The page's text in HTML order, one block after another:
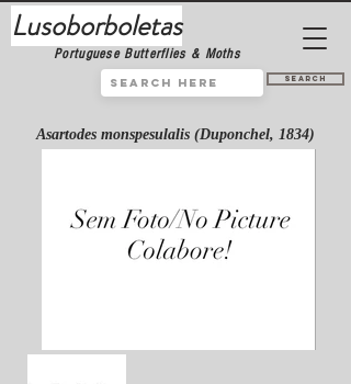
Lusoborboletas
Portuguese Butterflies & Moths
Search
Asartodes monspesulalis (Duponchel, 1834)